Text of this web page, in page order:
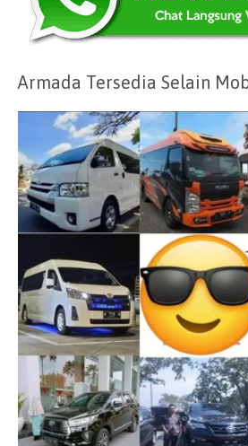
Armada Tersedia Selain